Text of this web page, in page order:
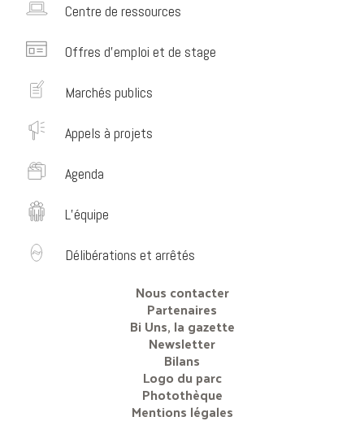
Centre de ressources
Offres d’emploi et de stage
Marchés publics
Appels à projets
Agenda
L’équipe
Délibérations et arrêtés
Nous contacter
Partenaires
Bi Uns, la gazette
Newsletter
Bilans
Logo du parc
Photothèque
Mentions légales